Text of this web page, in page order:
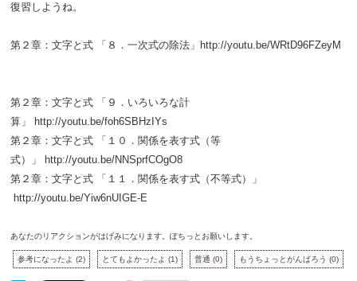
復習しようね。
第２章：文字と式 「８．一次式の除法」http://youtu.be/WRtD96FZeyM
第２章：文字と式 「９．いろいろな計
算」 http://youtu.be/foh6SBHzIYs
第２章：文字と式 「１０．関係を表す式（等
式）」 http://youtu.be/NNSprfCOgO8
第２章：文字と式 「１１．関係を表す式（不等式）」
http://youtu.be/Yiw6nUIGE-E
あなたのリアクションがはげみになります。ぽちっとお願いします。
参考になったよ(2) とてもよかったよ(1) 普通(0) もうちょっとがんばろう(0)